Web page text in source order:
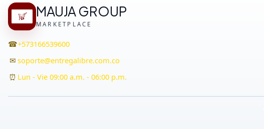
MAUJA GROUP
MARKETPLACE
☎+573166539600
✉ soporte@entregalibre.com.co
⏰ Lun - Vie 09:00 a.m. - 06:00 p.m.